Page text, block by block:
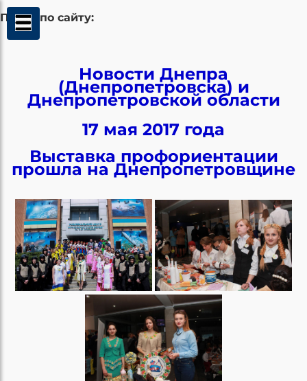
Поиск по сайту:
Новости Днепра
(Днепропетровска) и
Днепропетровской области
17 мая 2017 года
Выставка профориентации
прошла на Днепропетровщине